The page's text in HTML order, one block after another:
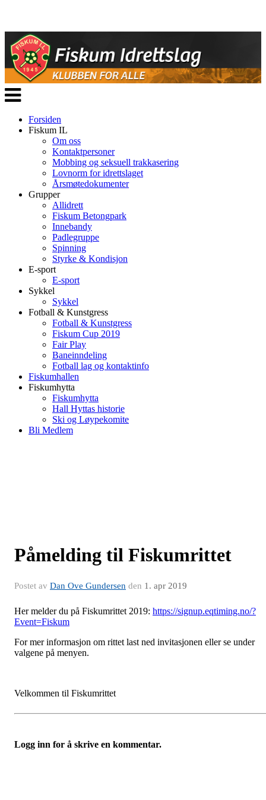
Veksle
navigasjon
Forsiden
Fiskum IL
Om oss
Kontaktpersoner
Mobbing og seksuell trakkasering
Lovnorm for idrettslaget
Årsmøtedokumenter
Grupper
Allidrett
Fiskum Betongpark
Innebandy
Padlegruppe
Spinning
Styrke & Kondisjon
E-sport
E-sport
Sykkel
Sykkel
Fotball & Kunstgress
Fotball & Kunstgress
Fiskum Cup 2019
Fair Play
Baneinndeling
Fotball lag og kontaktinfo
Fiskumhallen
Fiskumhytta
Fiskumhytta
Hall Hyttas historie
Ski og Løypekomite
Bli Medlem
Påmelding til Fiskumrittet
Postet av Dan Ove Gundersen den 1. apr 2019
Her melder du på Fiskumrittet 2019: https://signup.eqtiming.no/?
Event=Fiskum
For mer informasjon om rittet last ned invitasjonen eller se under
valgene på menyen.
Velkommen til Fiskumrittet
Logg inn for å skrive en kommentar.